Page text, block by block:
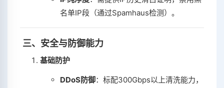
名单IP段（通过Spamhaus检测）。
三、安全与防御能力
基础防护
DDoS防御‌：标配300Gbps以上清洗能力，